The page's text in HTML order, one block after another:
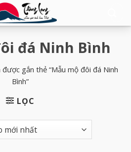
đá Ninh Bình
được gắn thẻ “Mẫu mộ đôi đá Ninh
Bình”
LỌC